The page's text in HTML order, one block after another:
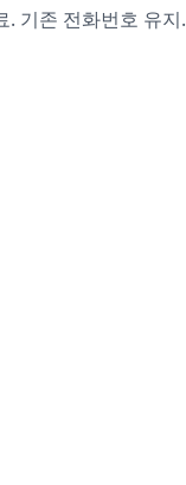
. 기존 전화번호 유지.